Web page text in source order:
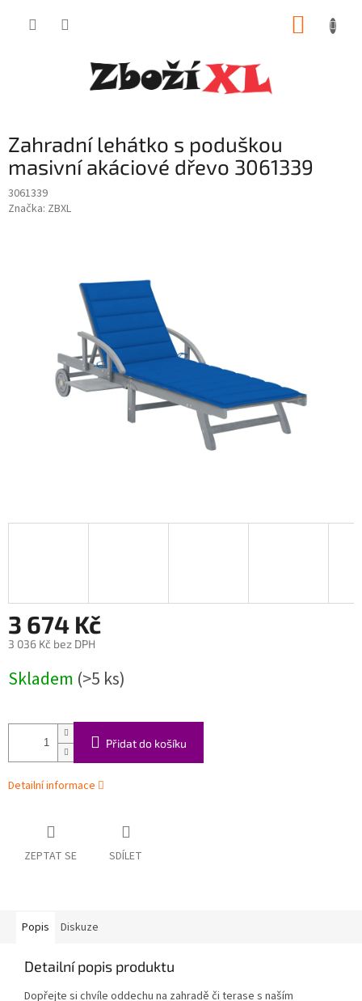
Zahradní lehátko s poduškou
masivní akáciové dřevo 3061339
3061339
Značka: ZBXL
3 674 Kč
3 036 Kč bez DPH
cena:
Skladem (>5 ks)
Přidat do košíku
Detailní informace
ZEPTAT SE SDÍLET
Popis Diskuze
Detailní popis produktu
Dopřejte si chvíle oddechu na zahradě či terase s naším